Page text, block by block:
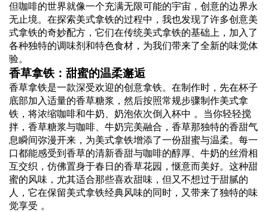
但咖啡的世界就像一个充满无限可能的宇宙，创意的边界永
无止境。在探索美式拿铁的过程中，我也发现了许多创意美
式拿铁的奇妙配方，它们在传统美式拿铁的基础上，加入了
各种独特的调味剂和特色食材，为我们带来了全新的味觉体
验。
香草拿铁：甜蜜的温柔邂逅
香草拿铁是一款深受欢迎的创意拿铁。在制作时，先在杯子
底部加入适量的香草糖浆，然后按照常规步骤制作美式拿
铁，将浓缩咖啡和牛奶、奶泡依次倒入杯中 。当你轻轻搅
拌，香草糖浆与咖啡、牛奶完美融合，香草那独特的香甜气
息瞬间弥漫开来，为美式拿铁增添了一份甜蜜与温柔。每一
口都能感受到香草的清新香甜与咖啡的醇厚、牛奶的丝滑相
互交织，仿佛置身于春日的香草花园，惬意而美好。这种甜
蜜的风味，尤其适合那些喜欢甜味，但又不想过于甜腻的
人，它在保留美式拿铁经典风味的同时，又带来了独特的味
觉享受 。